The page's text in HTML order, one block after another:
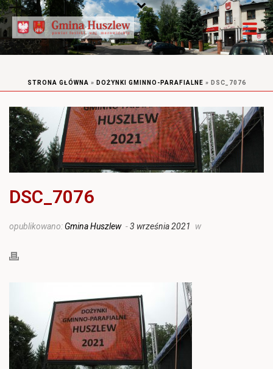
STRONA GŁÓWNA » DOŻYNKI GMINNO-PARAFIALNE » DSC_7076
DSC_7076
opublikowano: Gmina Huszlew -3 września 2021 w